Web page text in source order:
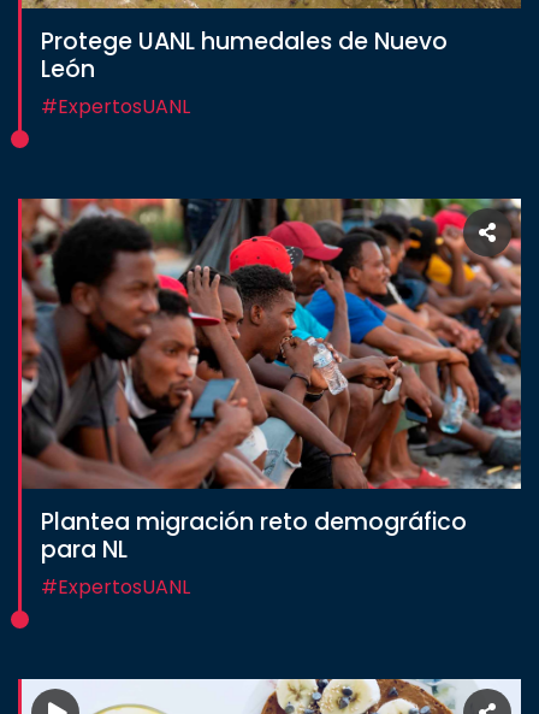
Protege UANL humedales de Nuevo
León
#ExpertosUANL
Plantea migración reto demográfico
para NL
#ExpertosUANL